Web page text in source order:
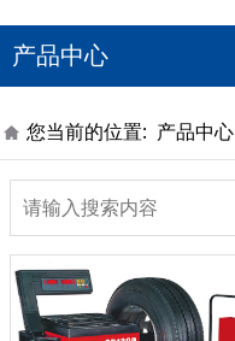
产品中心
您当前的位置: 产品中心